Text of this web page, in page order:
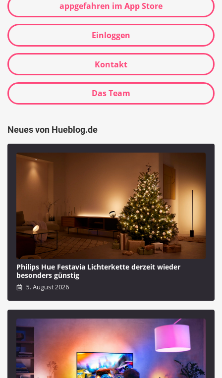
appgefahren im App Store
Einloggen
Kontakt
Das Team
Neues von Hueblog.de
Philips Hue Festavia Lichterkette derzeit wieder
besonders günstig
5. August 2026